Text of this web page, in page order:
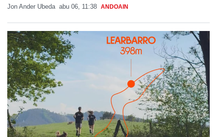
Jon Ander Ubeda abu 06, 11:38 ANDOAIN